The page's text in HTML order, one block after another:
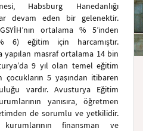
Habsburg Hanedanlığı
devam eden bir gelenektir.
ortalama % 5’inden
6) eğitim için harcamıştır.
yapılan masraf ortalama 14 bin
9 yıl olan temel eğitim
5 yaşından itibaren
vardır. Avusturya Eğitim
yanısıra, öğretmen
de sorumlu ve yetkilidir.
finansman ve